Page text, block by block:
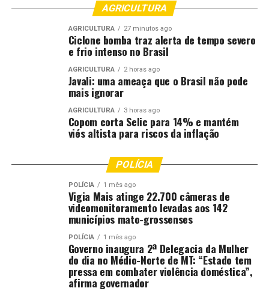
AGRICULTURA
AGRICULTURA 27 minutos ago
Ciclone bomba traz alerta de tempo severo
e frio intenso no Brasil
AGRICULTURA 2 horas ago
Javali: uma ameaça que o Brasil não pode
mais ignorar
AGRICULTURA 3 horas ago
Copom corta Selic para 14% e mantém
viés altista para riscos da inflação
POLÍCIA
POLÍCIA 1 mês ago
Vigia Mais atinge 22.700 câmeras de
videomonitoramento levadas aos 142
municípios mato-grossenses
POLÍCIA 1 mês ago
Governo inaugura 2ª Delegacia da Mulher
do dia no Médio-Norte de MT: “Estado tem
pressa em combater violência doméstica”,
afirma governador